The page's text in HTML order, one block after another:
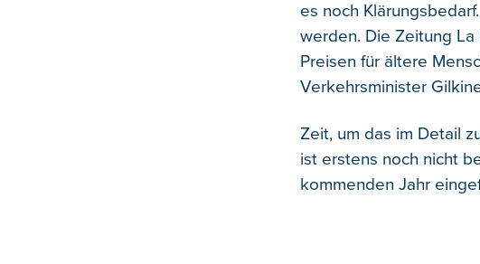
es noch
werden. Die Zeitung
Preisen für ältere
Verkehrsminister
Zeit, um das im Detail
ist erstens noch nicht
kommenden Jahr